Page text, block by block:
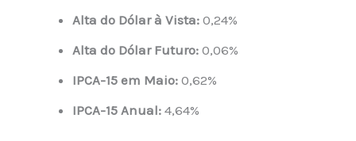
Alta do Dólar à Vista: 0,24%
Alta do Dólar Futuro: 0,06%
IPCA-15 em Maio: 0,62%
IPCA-15 Anual: 4,64%